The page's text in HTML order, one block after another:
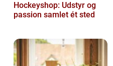
Hockeyshop: Udstyr og
passion samlet ét sted